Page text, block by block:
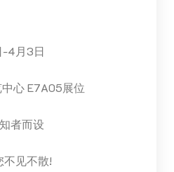
-4月3日
心 E7A05展位
者而设
见不散!